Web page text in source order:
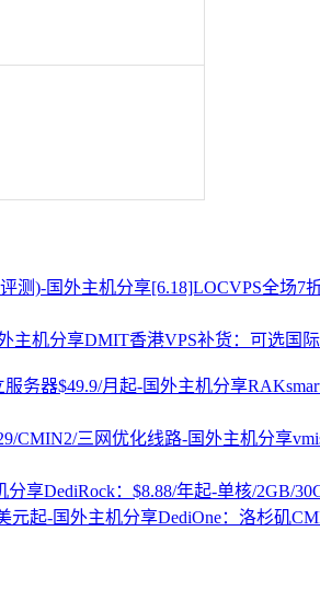
[6.18]LOCVPS全场7
DMIT香港VPS补货：可选国
DediRock：$8.88/年起-单核/2GB/
DediOne：洛杉矶